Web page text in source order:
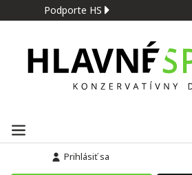
Podporte HS
Prihlásiť sa